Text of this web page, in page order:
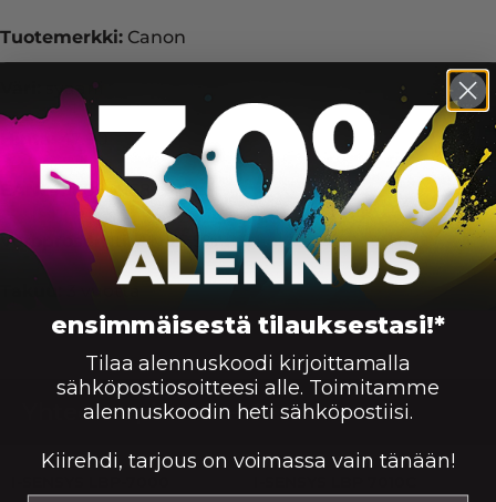
Tuotemerkki: Canon
syaani
Hinta:47.90
EAN:4960999684321
Veroprosentti:Alv 25.5%
3 vuotta
Yhteensopivuus — Canon
I-SENSYS LBP-7000, I-SENSYS LBP-7000 SERIES, I-
ensimmäisestä tilauksestasi!*
Tilaa alennuskoodi kirjoittamalla
sähköpostiosoitteesi alle. Toimitamme
alennuskoodin heti sähköpostiisi.
Kiirehdi, tarjous on voimassa vain tänään!